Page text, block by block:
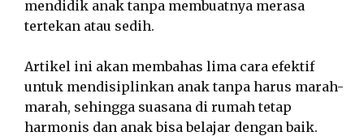
mendidik anak tanpa membuatnya merasa
tertekan atau sedih.
Artikel ini akan membahas lima cara efektif
untuk mendisiplinkan anak tanpa harus marah-
marah, sehingga suasana di rumah tetap
harmonis dan anak bisa belajar dengan baik.